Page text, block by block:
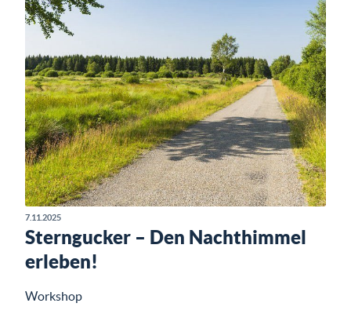
7.11.2025
Sterngucker – Den Nachthimmel
erleben!
Workshop